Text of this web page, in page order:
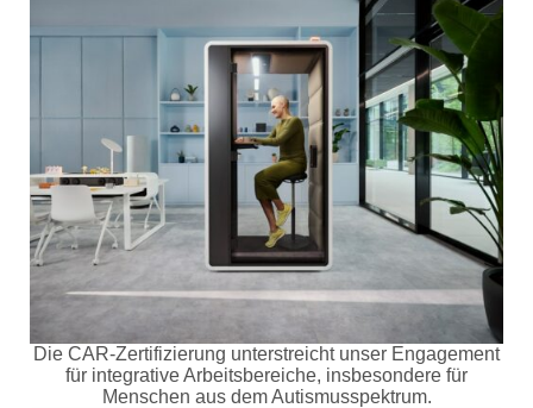
Die CAR-Zertifizierung unterstreicht unser Engagement
für integrative Arbeitsbereiche, insbesondere für
Menschen aus dem Autismusspektrum.